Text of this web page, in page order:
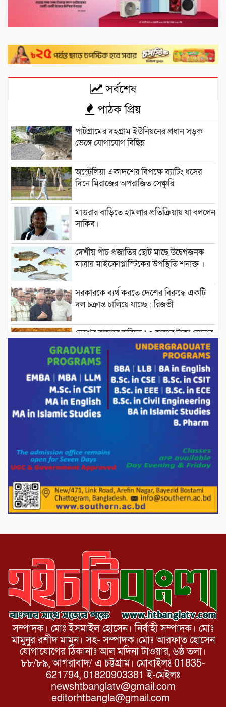
সর্বশেষ
পাঠক প্রিয়
পাটগ্রামের দহগ্রাম ইউনিয়নের প্রধান সড়ক
ভেঙ্গে যোগাযোগ বিছিন্ন
অস্ট্রেলিয়া একাদশের বিপক্ষে ব্যাটিং ধসের
দিনে মিরাজের অপরাজিত সেঞ্চুরি
মাগুরার বাড়িতে হামলার প্রতিক্রিয়ায় যা বললেন
সাকিব।
দেশীয় পাঁচ প্রজাতির ছোট মাছে উদ্বেগজনক
মাত্রায় মাইক্রোপ্লাস্টিকের উপস্থিতি শনাক্ত ।
সরকারকে ব্যর্থ করতে দেশের বিরুদ্ধে একটি
দল চক্রান্ত চালিয়ে যাচ্ছে : রিজভী
দেশের বাজারে ভরিতে ১০ হাজার টাকা সোনার
দাম বাড়ানোর ঘোষণা।
ভারপ্রাপ্ত রাষ্ট্রপতি হাফিজ উদ্দিন আহমদের
সাথে এইচটি বাংলা অনলাইন পোর্টাল ও আইপি
টিভির সম্পাদক মোঃ ইসমাইল হোসেনের
সৌজন্য সাক্ষাৎ।
পাটগ্রামে জুলাই অভ্যুত্থান দিবস উপলক্ষে
পোরশায় গণঅভ্যুত্থান দিবসে শহিদ ও জুলাই
১১ দলীয় ঐক্য পোরশা উপজেলা শাখার
সম্পাদক। মোঃ ইসমাইল হোসেন। নির্বাহী সম্পাদক। মোঃ
মামুনুর রশীদ মামুন। সহ- সম্পাদক।মোঃ আরফাত হোসেন
যোগাযোগের ঠিকানাঃ আল মদিনা টাওয়ার, ৬ষ্ঠ তলা।
৮৮/৮৯, আগরাবাদ/ এ চট্টগ্রাম। মোবাইলঃ 01835-
621794, 01820903381 ই-মেইলঃ
newshtbanglatv@gmail.com
editorhtbangla@gmail.com